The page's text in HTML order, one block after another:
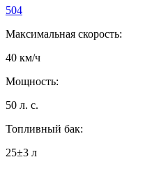
504
Максимальная скорость:
40 км/ч
Мощность:
50 л. с.
Топливный бак:
25±3 л